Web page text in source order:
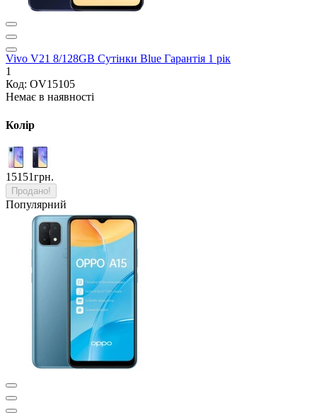
Vivo V21 8/128GB Сутінки Blue Гарантія 1 рік
1
Код: OV15105
Немає в наявності
Колір
15151грн.
Продано!
Популярний